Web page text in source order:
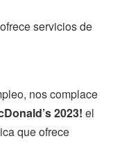
servicios de
nos complace
2023! el
que ofrece